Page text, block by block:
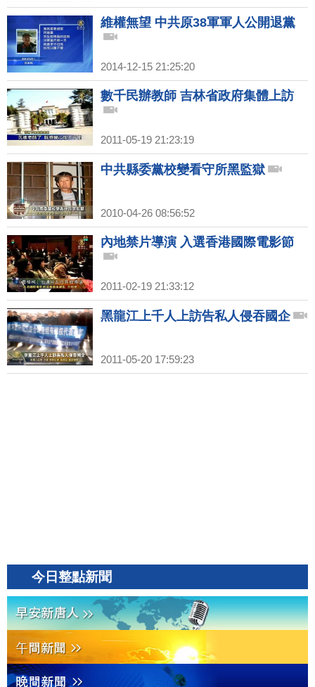
維權無望 中共原38軍軍人公開退黨
2014-12-15 21:25:20
數千民辦教師 吉林省政府集體上訪
2011-05-19 21:23:19
中共縣委黨校變看守所黑監獄
2010-04-26 08:56:52
內地禁片導演 入選香港國際電影節
2011-02-19 21:33:12
黑龍江上千人上訪告私人侵吞國企
2011-05-20 17:59:23
今日整點新聞